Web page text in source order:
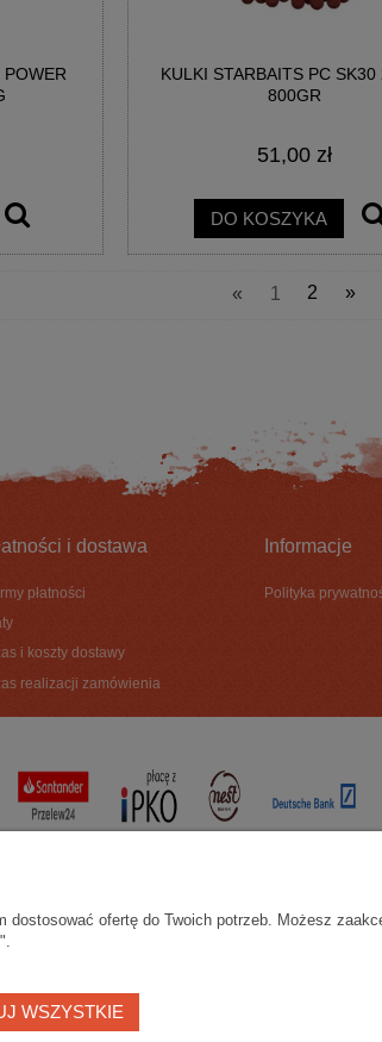
FEEDER
WĘDKA DRAGON HM62X SPINN 2SEC
1 596,00 zł
Cena regularna:
1 900,00 zł
KULKI STARBAITS PC SK30
800GR
51,00 zł
DO KOSZYKA
« 1 2 »
i dostawa
płatności
i koszty dostawy
realizacji zamówienia
Informacje
Polityka
dostosować ofertę do Twoich potrzeb. Możesz
WSZYSTKIE